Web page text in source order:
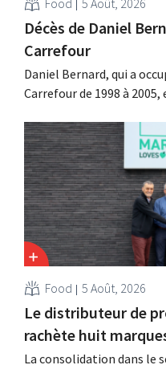
Food 5 Août, 2026
Décès de Daniel
Carrefour
Daniel Bernard, qui a
Carrefour de 1998 à 2005,
l'enseigne, mené à bien
racheté GB, alors leader
Food 5 Août, 2026
Le distributeur de
rachète huit
La consolidation dans le